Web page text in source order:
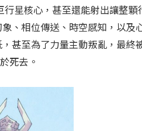
星核心，甚至還能射出讓整顆
、相位傳送、時空感知，以及
甚至為了力量主動叛亂，最終
死去。